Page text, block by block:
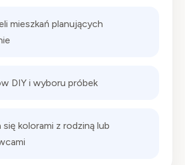
mieszkań planujących
DIY i wyboru próbek
się kolorami z rodziną lub